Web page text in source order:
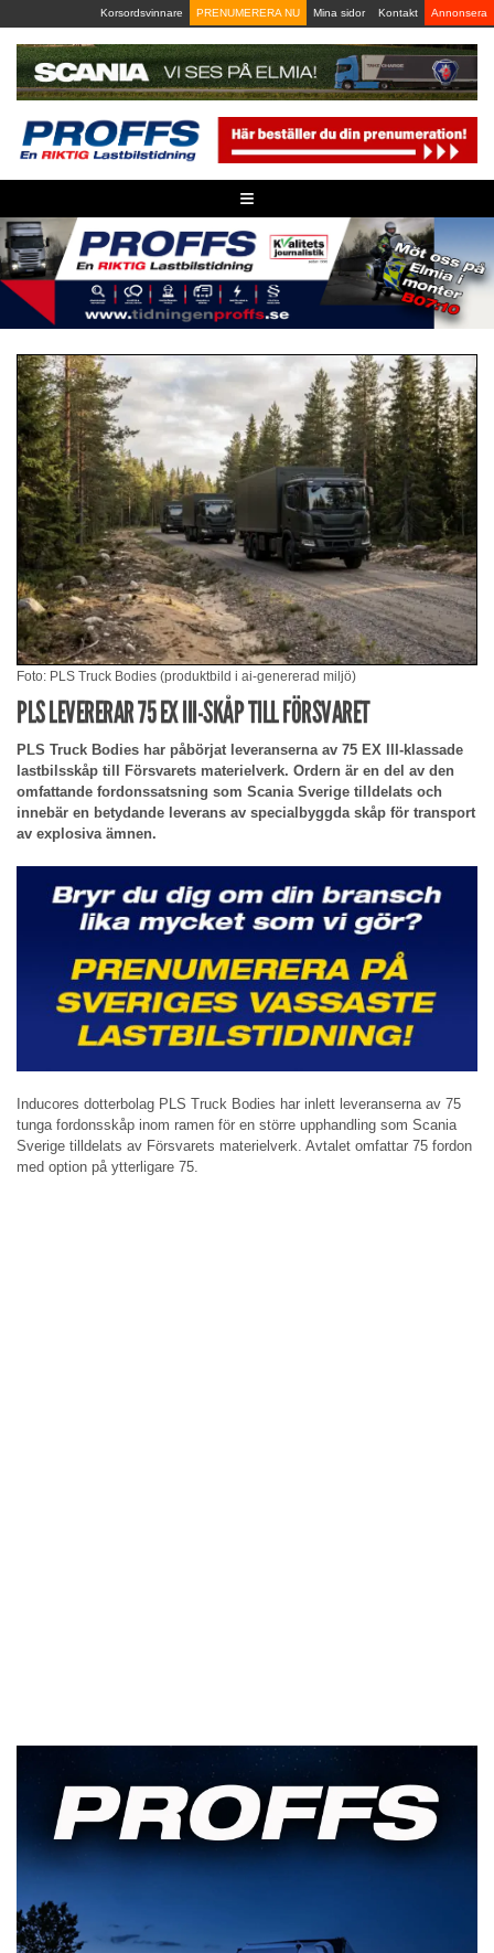
to
content
Korsordsvinnare PRENUMERERA NU Mina sidor Kontakt Annonsera
≡
Foto: PLS Truck Bodies (produktbild i ai-genererad miljö)
PLS LEVERERAR 75 EX III-SKÅP TILL FÖRSVARET
PLS Truck Bodies har påbörjat leveranserna av 75 EX III-klassade
lastbilsskåp till Försvarets materielverk. Ordern är en del av den
omfattande fordonssatsning som Scania Sverige tilldelats och
innebär en betydande leverans av specialbyggda skåp för transport
av explosiva ämnen.
Inducores dotterbolag PLS Truck Bodies har inlett leveranserna av 75
tunga fordonsskåp inom ramen för en större upphandling som Scania
Sverige tilldelats av Försvarets materielverk. Avtalet omfattar 75 fordon
med option på ytterligare 75.